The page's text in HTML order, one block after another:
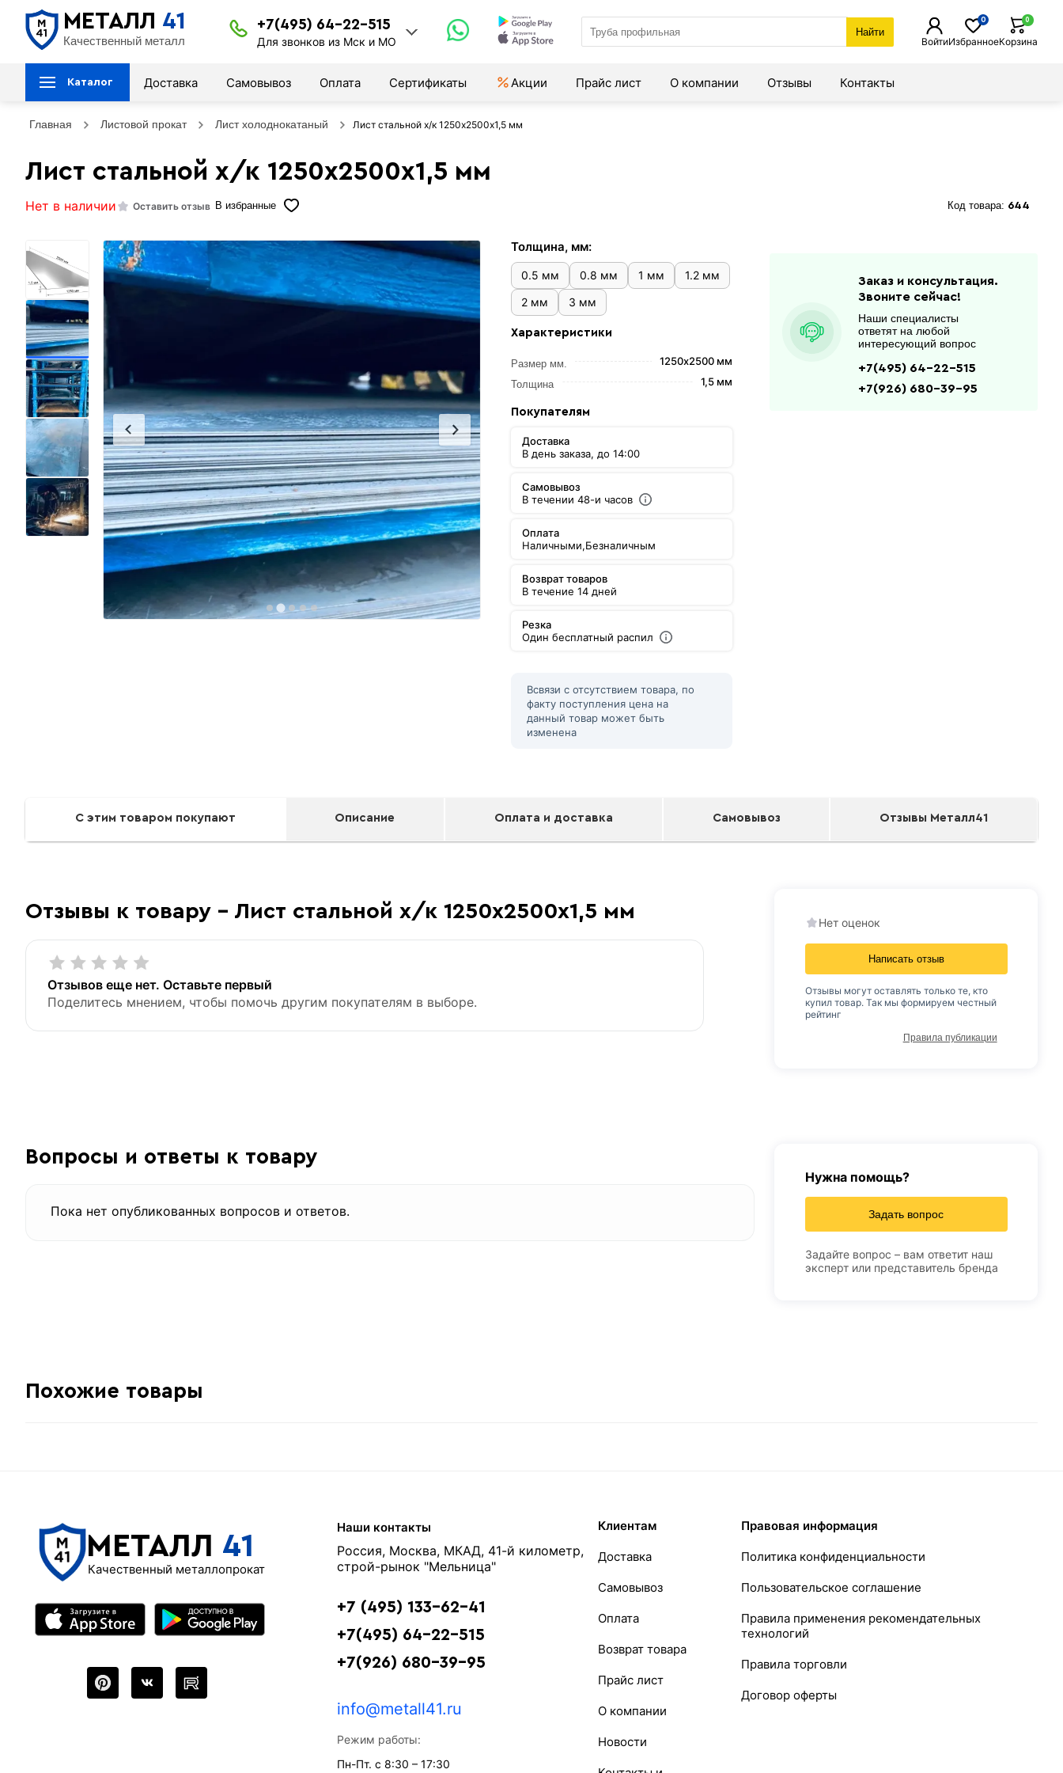
МЕТАЛЛ 41
Качественный металл
+7(495) 64-22-515
Для звонков из Мск и МО
Найти
ВойтиИзбранное
0
Корзина
0
Каталог Доставка Самовывоз Оплата Сертификаты Акции Прайс лист О компании Отзывы Контакты
Главная Листовой прокат Лист холоднокатаный Лист стальной х/к 1250х2500х1,5 мм
Лист стальной х/к 1250х2500х1,5 мм
Нет в наличии Оставить отзыв В избранные Код товара: 644
Толщина, мм:
0.5 мм 0.8 мм 1 мм
1.2 мм
2 мм
3 мм
Характеристики
Размер мм. 1250х2500 мм
Толщина 1,5 мм
Покупателям
Доставка
В день заказа, до 14:00
Самовывоз
В течении 48-и часов
Оплата
Наличными,Безналичным
Возврат товаров
В течение 14 дней
Резка
Один бесплатный распил
Всвязи с отсутствием товара, по
факту поступления цена на
данный товар может быть
изменена
Заказ и консультация.
Звоните сейчас!
Наши специалисты
ответят на любой
интересующий вопрос
+7(495) 64-22-515
+7(926) 680-39-95
С этим товаром покупают Описание Оплата и доставка Самовывоз Отзывы Металл41
Размер мм.
Метров в 1 тонне
Отзывы к товару - Лист стальной х/к 1250х2500х1,5 мм
Отзывов еще нет. Оставьте первый
Поделитесь мнением, чтобы помочь другим покупателям в выборе.
Нет оценок
Написать отзыв
Отзывы могут оставлять только те, кто
купил товар. Так мы формируем честный
рейтинг
Правила публикации
Вопросы и ответы к товару
Пока нет опубликованных вопросов и ответов.
Нужна помощь?
Задать вопрос
Задайте вопрос – вам ответит наш
эксперт или представитель бренда
Похожие товары
МЕТАЛЛ 41
Качественный металлопрокат
Наши контакты
Россия, Москва, МКАД, 41-й километр,
строй-рынок "Мельница"
+7 (495) 133-62-41
+7(495) 64-22-515
+7(926) 680-39-95
info@metall41.ru
Режим работы:
Пн-Пт. с 8:30 – 17:30
Клиентам
Доставка
Самовывоз
Оплата
Возврат товара
Прайс лист
О компании
Новости
Правовая информация
Политика конфиденциальности
Пользовательское соглашение
Правила применения рекомендательных
технологий
Правила торговли
Договор оферты